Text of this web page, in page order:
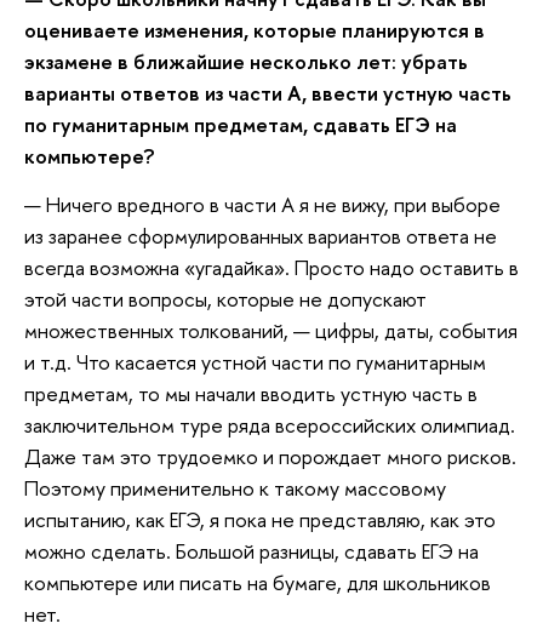
оцениваете изменения, которые планируются в
экзамене в ближайшие несколько лет: убрать
варианты ответов из части А, ввести устную часть
по гуманитарным предметам, сдавать ЕГЭ на
компьютере?
— Ничего вредного в части А я не вижу, при выборе
из заранее сформулированных вариантов ответа не
всегда возможна «угадайка». Просто надо оставить в
этой части вопросы, которые не допускают
множественных толкований, — цифры, даты, события
и т.д. Что касается устной части по гуманитарным
предметам, то мы начали вводить устную часть в
заключительном туре ряда всероссийских олимпиад.
Даже там это трудоемко и порождает много рисков.
Поэтому применительно к такому массовому
испытанию, как ЕГЭ, я пока не представляю, как это
можно сделать. Большой разницы, сдавать ЕГЭ на
компьютере или писать на бумаге, для школьников
нет.